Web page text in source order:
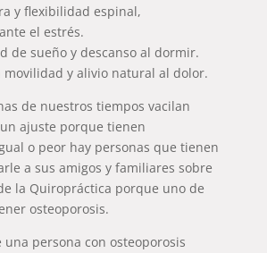
y flexibilidad espinal,
el estrés.
de sueño y descanso al dormir.
movilidad y alivio natural al dolor.
de nuestros tiempos vacilan
ajuste porque tienen
o peor hay personas que tienen
a sus amigos y familiares sobre
la Quiropráctica porque uno de
osteoporosis.
una persona con osteoporosis